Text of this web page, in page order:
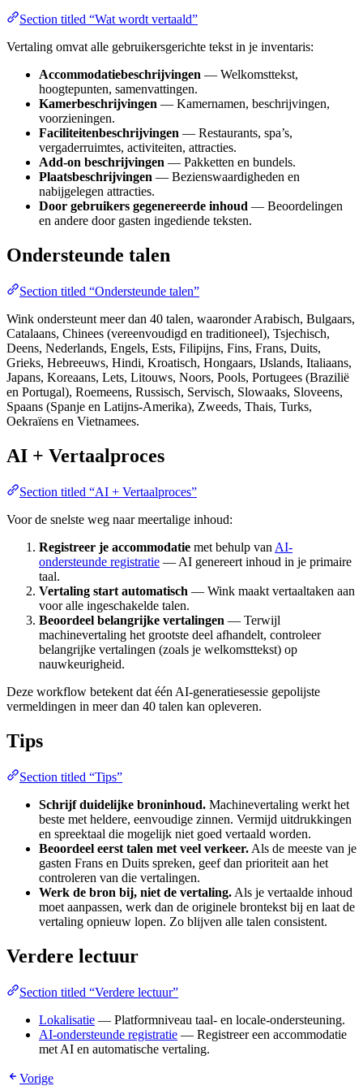
Section titled “Wat wordt vertaald”
Vertaling omvat alle gebruikersgerichte tekst in je inventaris:
Accommodatiebeschrijvingen — Welkomsttekst,
hoogtepunten, samenvattingen.
Kamerbeschrijvingen — Kamernamen, beschrijvingen,
voorzieningen.
Faciliteitenbeschrijvingen — Restaurants, spa’s,
vergaderruimtes, activiteiten, attracties.
Add-on beschrijvingen — Pakketten en bundels.
Plaatsbeschrijvingen — Bezienswaardigheden en
nabijgelegen attracties.
Door gebruikers gegenereerde inhoud — Beoordelingen
en andere door gasten ingediende teksten.
Ondersteunde talen
Section titled “Ondersteunde talen”
Wink ondersteunt meer dan 40 talen, waaronder Arabisch, Bulgaars,
Catalaans, Chinees (vereenvoudigd en traditioneel), Tsjechisch,
Deens, Nederlands, Engels, Ests, Filipijns, Fins, Frans, Duits,
Grieks, Hebreeuws, Hindi, Kroatisch, Hongaars, IJslands, Italiaans,
Japans, Koreaans, Lets, Litouws, Noors, Pools, Portugees (Brazilië
en Portugal), Roemeens, Russisch, Servisch, Slowaaks, Sloveens,
Spaans (Spanje en Latijns-Amerika), Zweeds, Thais, Turks,
Oekraïens en Vietnamees.
AI + Vertaalproces
Section titled “AI + Vertaalproces”
Voor de snelste weg naar meertalige inhoud:
Registreer je accommodatie met behulp van AI-
ondersteunde registratie — AI genereert inhoud in je primaire
taal.
Vertaling start automatisch — Wink maakt vertaaltaken aan
voor alle ingeschakelde talen.
Beoordeel belangrijke vertalingen — Terwijl
machinevertaling het grootste deel afhandelt, controleer
belangrijke vertalingen (zoals je welkomsttekst) op
nauwkeurigheid.
Deze workflow betekent dat één AI-generatiesessie gepolijste
vermeldingen in meer dan 40 talen kan opleveren.
Tips
Section titled “Tips”
Schrijf duidelijke broninhoud. Machinevertaling werkt het
beste met heldere, eenvoudige zinnen. Vermijd uitdrukkingen
en spreektaal die mogelijk niet goed vertaald worden.
Beoordeel eerst talen met veel verkeer. Als de meeste van je
gasten Frans en Duits spreken, geef dan prioriteit aan het
controleren van die vertalingen.
Werk de bron bij, niet de vertaling. Als je vertaalde inhoud
moet aanpassen, werk dan de originele brontekst bij en laat de
vertaling opnieuw lopen. Zo blijven alle talen consistent.
Verdere lectuur
Section titled “Verdere lectuur”
Lokalisatie — Platformniveau taal- en locale-ondersteuning.
AI-ondersteunde registratie — Registreer een accommodatie
met AI en automatische vertaling.
Vorige